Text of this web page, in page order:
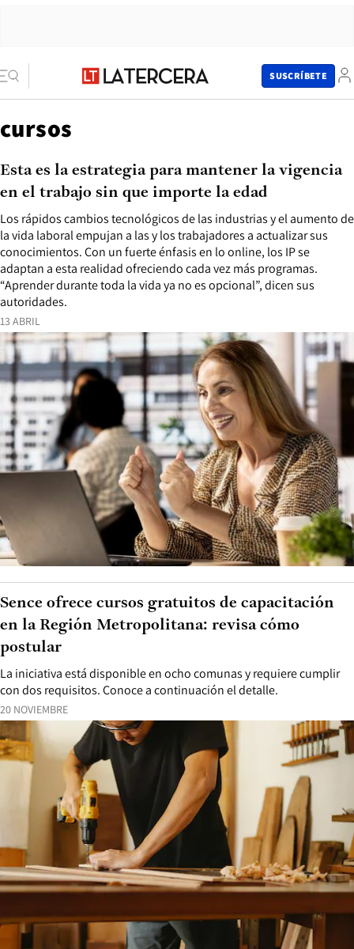
SUSCRÍBETE
cursos
13 ABRIL
Los rápidos cambios tecnológicos de las industrias y el aumento de
la vida laboral empujan a las y los trabajadores a actualizar sus
conocimientos. Con un fuerte énfasis en lo online, los IP se
adaptan a esta realidad ofreciendo cada vez más programas.
“Aprender durante toda la vida ya no es opcional”, dicen sus
autoridades.
Esta es la estrategia para mantener la vigencia
en el trabajo sin que importe la edad
20 NOVIEMBRE
La iniciativa está disponible en ocho comunas y requiere cumplir
con dos requisitos. Conoce a continuación el detalle.
Sence ofrece cursos gratuitos de capacitación
en la Región Metropolitana: revisa cómo
postular